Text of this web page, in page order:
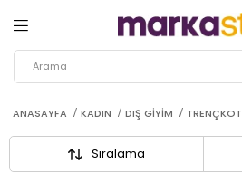
ANASAYFA KADIN DIŞ GIYIM TRENÇKOT
Sıralama